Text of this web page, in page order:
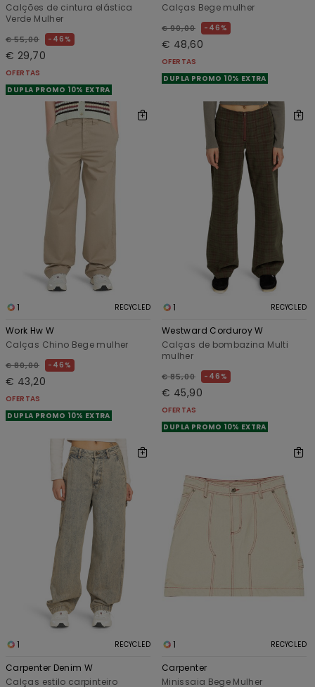
Calções de cintura elástica
Verde Mulher
€ 55,00 46%
€ 29,70
OFERTAS
DUPLA PROMO 10% EXTRA
Calças Bege mulher
€ 90,00 46%
€ 48,60
OFERTAS
DUPLA PROMO 10% EXTRA
1 RECYCLED
Work Hw W
Calças Chino Bege mulher
€ 80,00 46%
€ 43,20
OFERTAS
DUPLA PROMO 10% EXTRA
1 RECYCLED
Westward Corduroy W
Calças de bombazina Multi
mulher
€ 85,00 46%
€ 45,90
OFERTAS
DUPLA PROMO 10% EXTRA
1 RECYCLED
Carpenter Denim W
Calças estilo carpinteiro
1 RECYCLED
Carpenter
Minissaia Bege Mulher